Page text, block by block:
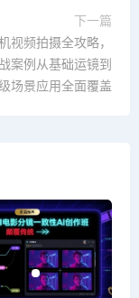
下一篇
视频拍摄全攻略，
案例从基础运镜到
场景应用全面覆盖